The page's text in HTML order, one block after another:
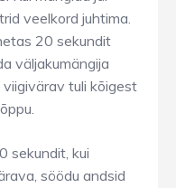
veelkord juhtima.
20 sekundit
väljakumängija
tuli kõigest
sekundit, kui
söödu andsid